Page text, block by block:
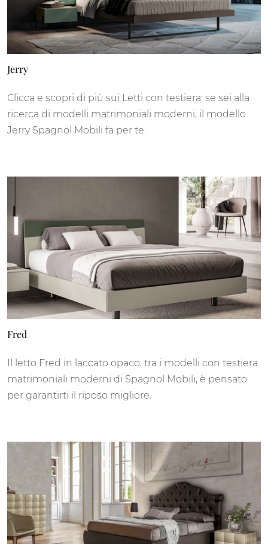
Jerry
Clicca e scopri di più sui Letti con testiera: se sei alla
ricerca di modelli matrimoniali moderni, il modello
Jerry Spagnol Mobili fa per te.
Fred
Il letto Fred in laccato opaco, tra i modelli con testiera
matrimoniali moderni di Spagnol Mobili, è pensato
per garantirti il riposo migliore.